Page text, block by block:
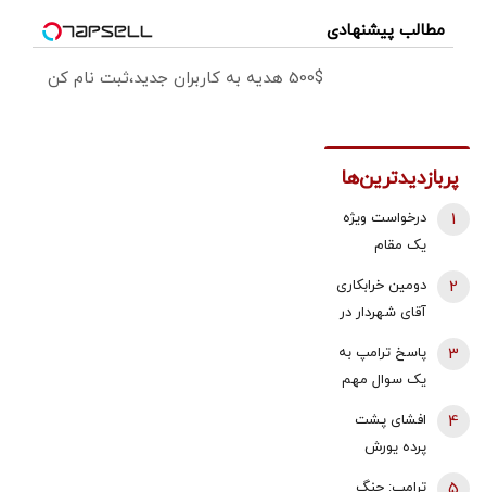
مطالب پیشنهادی
500$ هدیه به کاربران جدید،ثبت نام کن
پربازدیدترین‌ها
درخواست ویژه
یک مقام
جوانان: اگر
تفاهم ایران و
آمریکارا برای
آینده ایران
آن را با صدای
بلند مطالبه
1
دومین خرابکاری
آقای شهردار در
پس لرزه صدور
«ابلاغیه‌های
اشتباهی» برای
دریافت مالیات
از خانه‌‌های
2
پاسخ ترامپ به
یک سوال مهم
روبیو/کدامیک
در نظرسنجی ها
3
افشای پشت
پرده یورش
پناهجویان به
4
ترامپ: جنگ